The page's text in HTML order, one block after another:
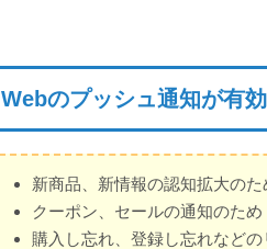
Webのプッシュ通知が有
新商品、新情報の認知拡大のた
クーポン、セールの通知のため
購入し忘れ、登録し忘れなど